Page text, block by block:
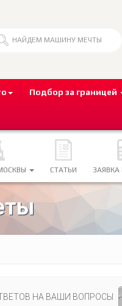
Подбор за границей
СТАТЬИ ЗАЯВКА
НА ВАШИ ВОПРОСЫ